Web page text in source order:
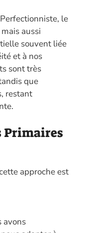
le
aussi
souvent liée
et à nos
sont très
que
restant
Primaires
approche est
avons